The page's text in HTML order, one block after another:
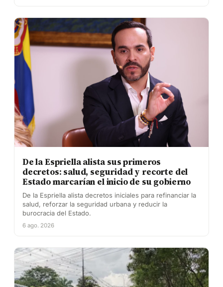
De la Espriella alista sus primeros
decretos: salud, seguridad y recorte del
Estado marcarían el inicio de su gobierno
De la Espriella alista decretos iniciales para refinanciar la
salud, reforzar la seguridad urbana y reducir la
burocracia del Estado.
6 ago. 2026